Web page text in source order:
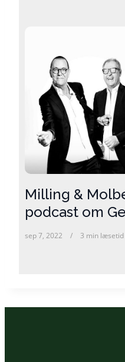
Milling &
podcast om
sep 7, 2022 3 min læsetid